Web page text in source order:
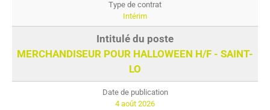
Intérim
MERCHANDISEUR POUR HALLOWEEN H/F - SAINT-
LO
4 août 2026